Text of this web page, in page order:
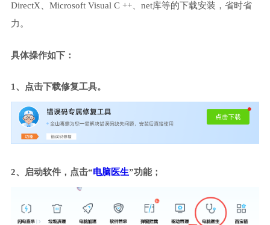
DirectX、Microsoft Visual C ++、net库等的下载安装，省时省
力。
具体操作如下：
1、点击下载修复工具。
2、启动软件，点击“电脑医生”功能；